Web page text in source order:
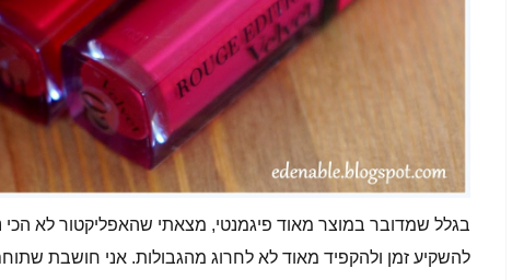
בגלל שמדובר במוצר מאוד פיגמנטי, מצאתי שהאפליקטור לא הכי
להשקיע זמן ולהקפיד מאוד לא לחרוג מהגבולות. אני חושבת